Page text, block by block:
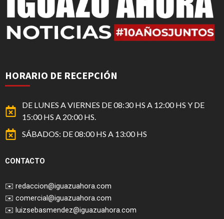
HORARIO DE RECEPCIÓN
DE LUNES A VIERNES DE 08:30 HS A 12:00 HS Y DE
15:00 HS A 20:00 HS.
SÁBADOS: DE 08:00 HS A 13:00 HS
CONTACTO
✉️ redaccion@iguazuahora.com
✉️ comercial@iguazuahora.com
✉️ luizsebasmendez@iguazuahora.com